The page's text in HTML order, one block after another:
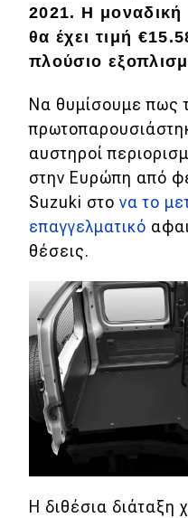
Main navigation
Επικαιρότητα
Νέα μοντέλα
Πρωτότυπα
Ελλάδα
Κόσμος
Τεχνολογία
Ασφάλεια
Αγορά
Απόψεις
Test Drive
Δοκιμή
Αποστολή
2021. Η μοναδική
θα έχει τιμή
πλούσιο
Να θυμίσουμε πως
αυστηροί
στην Ευρώπη από
Suzuki στο να το
επαγγελματικό
θέσεις.
Η διθέσια διάταξη